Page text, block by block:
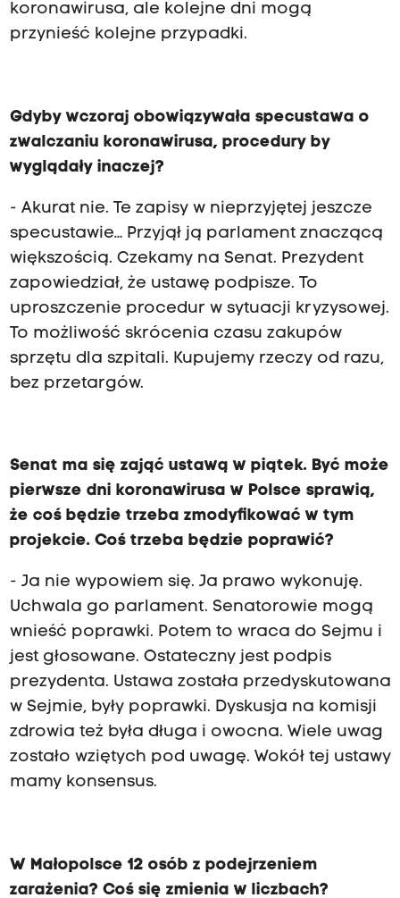
koronawirusa, ale kolejne dni mogą
przynieść kolejne przypadki.
Gdyby wczoraj obowiązywała specustawa o
zwalczaniu koronawirusa, procedury by
wyglądały inaczej?
- Akurat nie. Te zapisy w nieprzyjętej jeszcze
specustawie… Przyjął ją parlament znaczącą
większością. Czekamy na Senat. Prezydent
zapowiedział, że ustawę podpisze. To
uproszczenie procedur w sytuacji kryzysowej.
To możliwość skrócenia czasu zakupów
sprzętu dla szpitali. Kupujemy rzeczy od razu,
bez przetargów.
Senat ma się zająć ustawą w piątek. Być może
pierwsze dni koronawirusa w Polsce sprawią,
że coś będzie trzeba zmodyfikować w tym
projekcie. Coś trzeba będzie poprawić?
- Ja nie wypowiem się. Ja prawo wykonuję.
Uchwala go parlament. Senatorowie mogą
wnieść poprawki. Potem to wraca do Sejmu i
jest głosowane. Ostateczny jest podpis
prezydenta. Ustawa została przedyskutowana
w Sejmie, były poprawki. Dyskusja na komisji
zdrowia też była długa i owocna. Wiele uwag
zostało wziętych pod uwagę. Wokół tej ustawy
mamy konsensus.
W Małopolsce 12 osób z podejrzeniem
zarażenia? Coś się zmienia w liczbach?